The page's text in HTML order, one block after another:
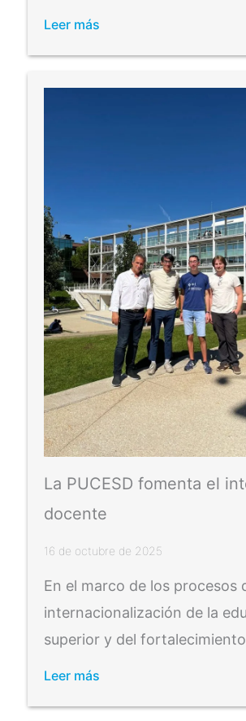
Leer más
La PUCESD fomenta el
docente
16 de octubre de 2025
En el marco de los procesos
internacionalización de la
superior y del
Leer más